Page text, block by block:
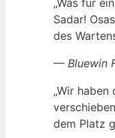
„Was für
Sadar!
des
— Bluewin
„Wir haben
dem Platz